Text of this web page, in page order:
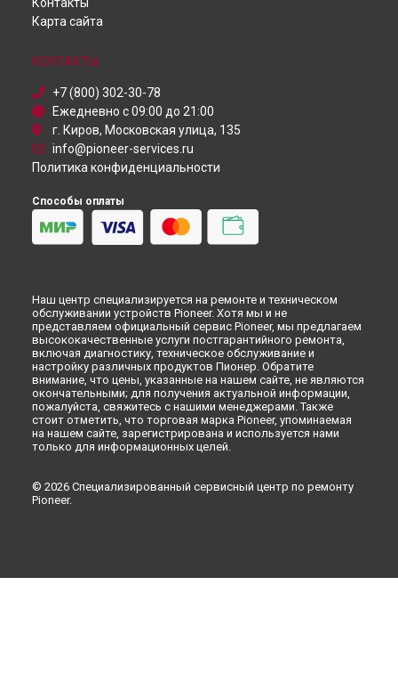
Карта сайта
КОНТАКТЫ
+7 (800) 302-30-78
Ежедневно с 09:00 до 21:00
г. Киров, Московская улица, 135
info@pioneer-services.ru
Политика конфиденциальности
Способы оплаты
Наш центр специализируется на ремонте и техническом
обслуживании устройств Pioneer. Хотя мы и не
представляем официальный сервис Pioneer, мы предлагаем
высококачественные услуги постгарантийного ремонта,
включая диагностику, техническое обслуживание и
настройку различных продуктов Пионер. Обратите
внимание, что цены, указанные на нашем сайте, не являются
окончательными; для получения актуальной информации,
пожалуйста, свяжитесь с нашими менеджерами. Также
стоит отметить, что торговая марка Pioneer, упоминаемая
на нашем сайте, зарегистрирована и используется нами
только для информационных целей.
© 2026 Специализированный сервисный центр по ремонту
Pioneer.